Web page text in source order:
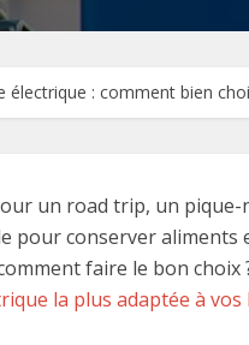
électrique : comment bien
un road trip, un
pour conserver aliments
faire le bon
la plus adaptée à vos